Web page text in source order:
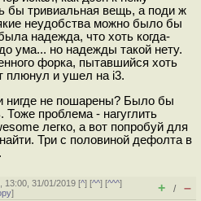
бы тривиальная вещь, а поди ж
неудобства можно было бы
надежда, что хоть когда-
ума... но надежды такой нету.
форка, пытавшийся хоть
плюнул и ушел на i3.
нигде не пошарены? Было бы
Тоже проблема - нагуглить
легко, а вот попробуй для
Три с половиной дефолта в
13:00, 31/01/2019 [^] [^^] [^^^]
] + / –